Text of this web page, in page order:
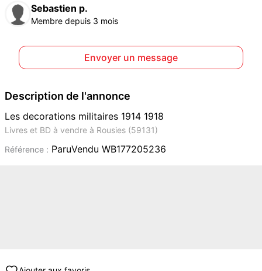
Sebastien p.
Membre depuis 3 mois
Envoyer un message
Description de l'annonce
Les decorations militaires 1914 1918
Livres et BD à vendre à Rousies (59131)
Référence : ParuVendu WB177205236